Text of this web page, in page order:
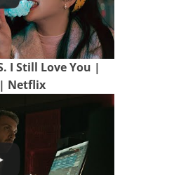
I Still Love You |
Netflix